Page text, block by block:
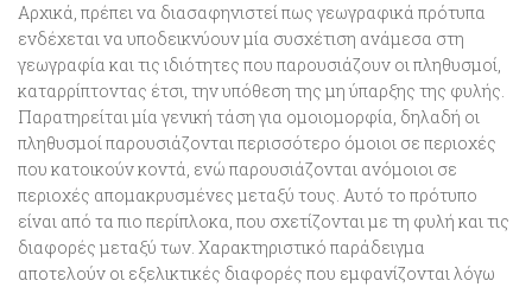
Αρχικά, πρέπει να διασαφηνιστεί πως γεωγραφικά πρότυπα
ενδέχεται να υποδεικνύουν μία συσχέτιση ανάμεσα στη
γεωγραφία και τις ιδιότητες που παρουσιάζουν οι πληθυσμοί,
καταρρίπτοντας έτσι, την υπόθεση της μη ύπαρξης της φυλής.
Παρατηρείται μία γενική τάση για ομοιομορφία, δηλαδή οι
πληθυσμοί παρουσιάζονται περισσότερο όμοιοι σε περιοχές
που κατοικούν κοντά, ενώ παρουσιάζονται ανόμοιοι σε
περιοχές απομακρυσμένες μεταξύ τους. Αυτό το πρότυπο
είναι από τα πιο περίπλοκα, που σχετίζονται με τη φυλή και τις
διαφορές μεταξύ των. Χαρακτηριστικό παράδειγμα
αποτελούν οι εξελικτικές διαφορές που εμφανίζονται λόγω